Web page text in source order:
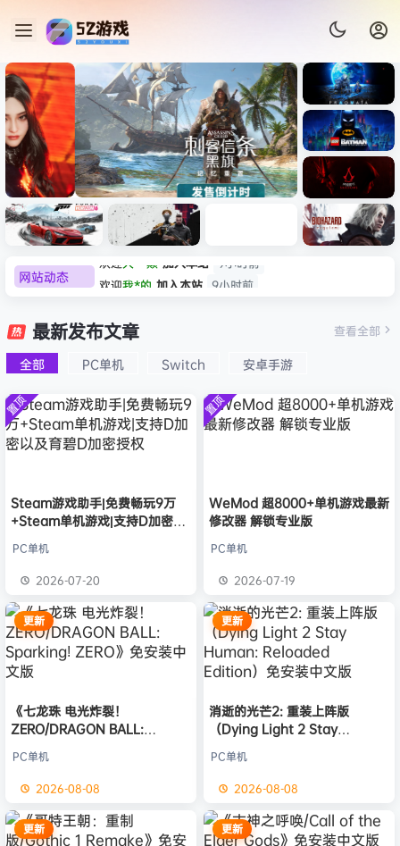
虚拟机版/Assassin’s Creed
HYPERVISOR》免安装中文
版
《识质存
在/PRAG
MATA》
免安装中
文版
《乐高蝙
蝠侠：黑
暗骑士之
Dark
Creed
拟机
速：地平
线
6（Forza
Horizon
6）免安装
中文版
心/Atomi
c
Heart》
文版
n Desert
HYPERVI
SOR）免
安装中文
版
9：安魂
Requiem
）免安装
中文版
网站动态 欢迎 我*的 加入本站
9小时前
欢迎 有*酱
e******i
欢迎Q*H 加入本站
8月6日
普洱 签到获取 39 点积分 8月6日
欢迎普洱 加入本站
8月6日
欢迎0**3
欢迎V****y 加入本站
8月6日
欢迎兔**** 加入本站 35分钟前
加入本站
9小时前
最新发布文章
全部 PC单机 Switch 安卓手游
查看全部
置顶
Steam游戏助手|免费畅玩9万
+Steam单机游戏|支持D加密以
PC单机
2026-07-20
置顶
WeMod 超8000+单机游戏最新
修改器 解锁专业版
PC单机
2026-07-19
更新
《七龙珠 电光炸裂！
ZERO/DRAGON BALL:
版
PC单机
2026-08-08
更新
消逝的光芒2: 重装上阵版
（Dying Light 2 Stay
免安装中文版
PC单机
2026-08-08
更新 更新